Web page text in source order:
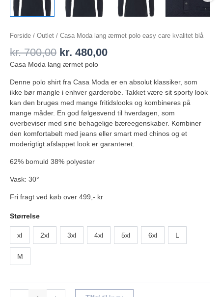
Forside / Outlet / Casa Moda lang ærmet polo easy care kvalitet blå
kr.700,00 kr. 480,00
Casa Moda lang ærmet polo
Denne polo shirt fra Casa Moda er en absolut klassiker, som
ikke bør mangle i enhver garderobe. Takket være sit sporty look
kan den bruges med mange fritidslooks og kombineres på
mange måder. En god følgesvend til hverdagen, som
overbeviser med sine behagelige bæreegenskaber. Kombiner
den komfortabelt med jeans eller smart med chinos og et
moderigtigt afslappet look er garanteret.
62% bomuld 38% polyester
Vask: 30°
Fri fragt ved køb over 499,- kr
Størrelse
xl 2xl 3xl 4xl 5xl 6xl L
M